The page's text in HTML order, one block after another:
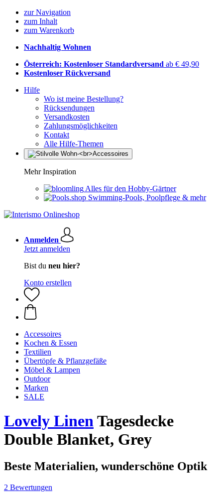
zur Navigation
zum Inhalt
zum Warenkorb
Nachhaltig Wohnen
Österreich: Kostenloser Standardversand ab € 49,90
Kostenloser Rückversand
Hilfe
Wo ist meine Bestellung?
Rücksendungen
Versandkosten
Zahlungsmöglichkeiten
Kontakt
Alle Hilfe-Themen
Mehr Inspiration
Alles für den Hobby-Gärtner
Swimming-Pools, Poolpflege & mehr
Anmelden
Jetzt anmelden
Bist du neu hier?
Konto erstellen
Accessoires
Kochen & Essen
Textilien
Übertöpfe & Pflanzgefäße
Möbel & Lampen
Outdoor
Marken
SALE
Lovely LinenTagesdecke
Double Blanket, Grey
Beste Materialien, wunderschöne Optik
2 Bewertungen